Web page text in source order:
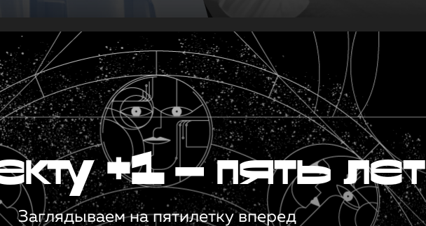
+1 — пять лет
Заглядываем на пятилетку вперед